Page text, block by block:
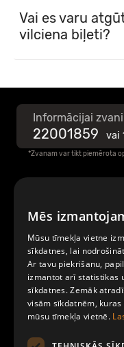
Vai es varu
vilciena biļeti?
Informācijai zvani
22001859 vai
*Zvanam var tikt piemērota
Mēs
Mūsu tīmekļa vietne
sīkdatnes, lai
Ar tavu piekrišanu,
izmantot arī statistikas
sīkdatnes. Zemāk
visām sīkdatnēm,
mūsu tīmekļa vietnē.